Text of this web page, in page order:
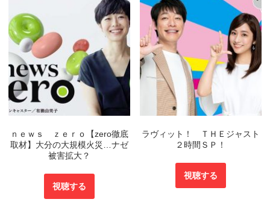
ｎｅｗｓ ｚｅｒｏ【zero徹底
取材】大分の大規模火災…ナゼ
被害拡大？
視聴する
ラヴィット！ ＴＨＥジャスト
２時間ＳＰ！
視聴する